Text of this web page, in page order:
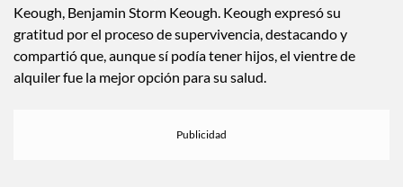
Keough, Benjamin Storm Keough. Keough expresó su
gratitud por el proceso de supervivencia, destacando y
compartió que, aunque sí podía tener hijos, el vientre de
alquiler fue la mejor opción para su salud.